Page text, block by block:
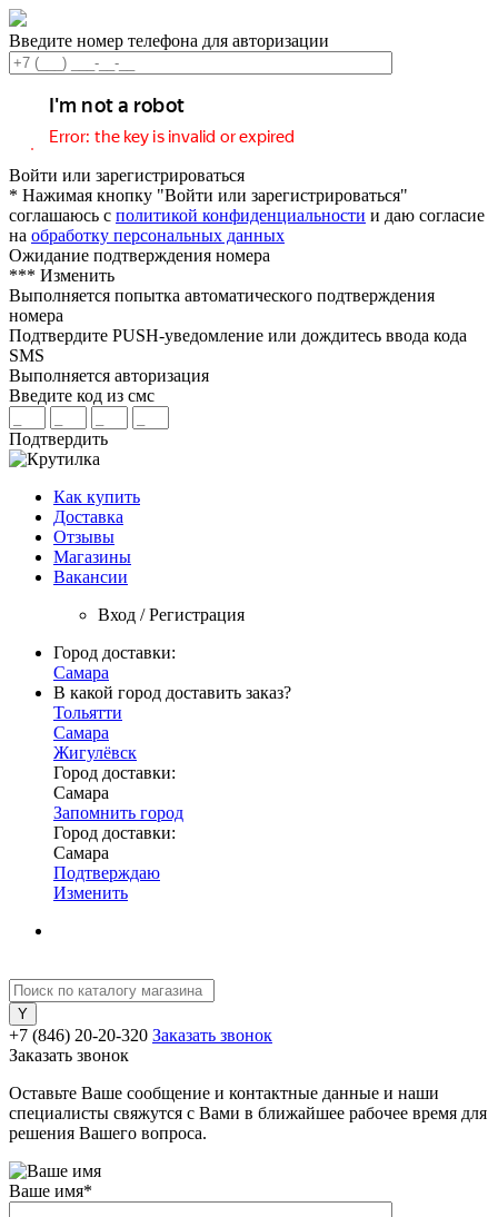
Введите номер телефона для авторизации
Войти или зарегистрироваться
* Нажимая кнопку "Войти или зарегистрироваться"
соглашаюсь с политикой конфиденциальности и даю согласие
на обработку персональных данных
Ожидание подтверждения номера
*** Изменить
Выполняется попытка автоматического подтверждения
номера
Подтвердите PUSH-уведомление или дождитесь ввода кода
SMS
Выполняется авторизация
Введите код из смс
Подтвердить
Как купить
Доставка
Отзывы
Магазины
Вакансии
Вход / Регистрация
Город доставки:
Самара
В какой город доставить заказ?
Тольятти
Самара
Жигулёвск
Город доставки:
Самара
Запомнить город
Город доставки:
Самара
Подтверждаю
Изменить
+7 (846) 20-20-320 Заказать звонок
Заказать звонок
Оставьте Ваше сообщение и контактные данные и наши
специалисты свяжутся с Вами в ближайшее рабочее время для
решения Вашего вопроса.
Ваше имя*